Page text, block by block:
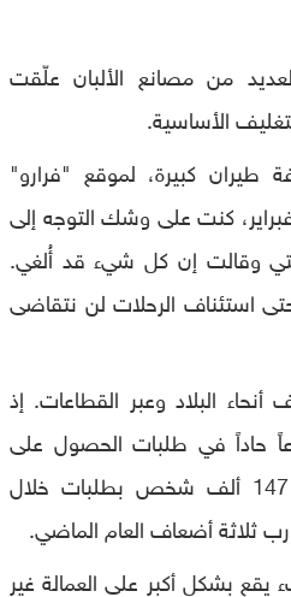
من مصانع الألبان علّقت
الأساسية.
كبيرة، لموقع "فرارو"
المستقل: "في 28 فبراير، كنت على وشك التوجه إلى
وقالت إن كل شيء قد أُلغي.
استئناف الرحلات لن نتقاضى
البلاد وعبر القطاعات. إذ
حاداً في طلبات الحصول على
تأمين البطالة، حيث تقدم 147 ألف شخص بطلبات خلال
ثلاثة أضعاف العام الماضي.
يقع بشكل أكبر على العمالة غير